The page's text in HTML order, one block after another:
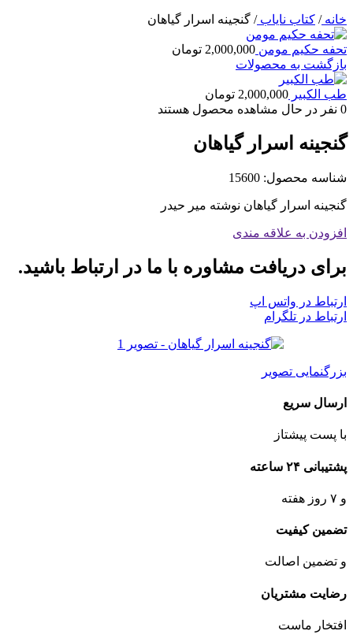
خانه/ کتاب نایاب/ گنجینه اسرار گیاهان
تحفه حکیم مومن 2,000,000 تومان
بازگشت به محصولات
طب الکبیر 2,000,000 تومان
0 نفر در حال مشاهده محصول هستند
گنجینه اسرار گیاهان
شناسه محصول: 15600
گنجینه اسرار گیاهان نوشته میر حیدر
افزودن به علاقه مندی
برای دریافت مشاوره با ما در ارتباط باشید.
ارتباط در واتس اپ
ارتباط در تلگرام
بزرگنمایی تصویر
ارسال سریع
با پست پیشتاز
پشتیبانی ۲۴ ساعته
و ۷ روز هفته
تضمین کیفیت
و تضمین اصالت
رضایت مشتریان
افتخار ماست